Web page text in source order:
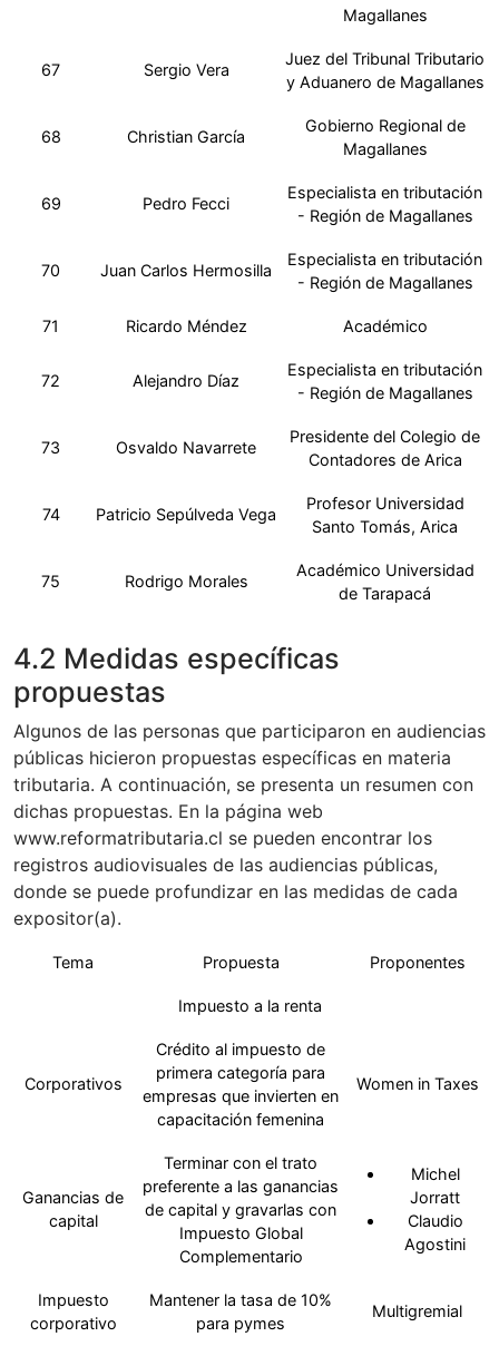
Magallanes
67 Sergio Vera
Juez del Tribunal Tributario
y Aduanero de Magallanes
68 Christian García
Gobierno Regional de
Magallanes
69 Pedro Fecci
Especialista en tributación
- Región de Magallanes
70 Juan Carlos Hermosilla
Especialista en tributación
- Región de Magallanes
71 Ricardo Méndez Académico
72 Alejandro Díaz
Especialista en tributación
- Región de Magallanes
73 Osvaldo Navarrete
Presidente del Colegio de
Contadores de Arica
74 Patricio Sepúlveda Vega
Profesor Universidad
Santo Tomás, Arica
75 Rodrigo Morales
Académico Universidad
de Tarapacá
4.2 Medidas específicas
propuestas
Algunos de las personas que participaron en audiencias
públicas hicieron propuestas específicas en materia
tributaria. A continuación, se presenta un resumen con
dichas propuestas. En la página web
www.reformatributaria.cl se pueden encontrar los
registros audiovisuales de las audiencias públicas,
donde se puede profundizar en las medidas de cada
expositor(a).
Tema Propuesta Proponentes
Impuesto a la renta
Corporativos
Crédito al impuesto de
primera categoría para
empresas que invierten en
capacitación femenina
Women in Taxes
Ganancias de
capital
Terminar con el trato
preferente a las ganancias
de capital y gravarlas con
Impuesto Global
Complementario
Michel
Jorratt
Claudio
Agostini
Impuesto
corporativo
Mantener la tasa de 10%
para pymes
Multigremial